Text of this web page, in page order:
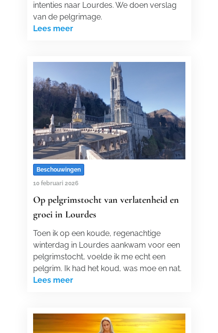
intenties naar Lourdes. We doen verslag
van de pelgrimage.
Lees meer
Beschouwingen
10 februari 2026
Op pelgrimstocht van verlatenheid en
groei in Lourdes
Toen ik op een koude, regenachtige
winterdag in Lourdes aankwam voor een
pelgrimstocht, voelde ik me echt een
pelgrim. Ik had het koud, was moe en nat.
Lees meer